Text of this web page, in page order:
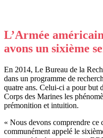
L’Armée
avons un sixième
En 2014, Le Bureau de la
dans un programme de
quatre ans. Celui-ci a pour but
Corps des Marines les
prémonition et intuition.
« Nous devons comprendre ce
communément appelé le